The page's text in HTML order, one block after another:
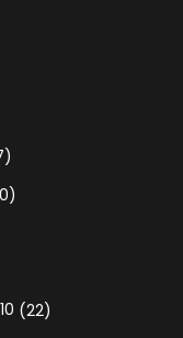
(22)